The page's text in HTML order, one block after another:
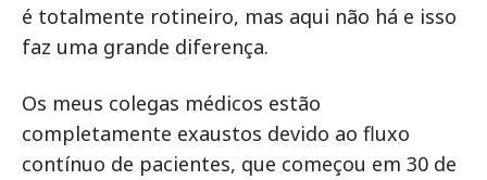
é totalmente rotineiro, mas aqui não há e isso
faz uma grande diferença.
Os meus colegas médicos estão
completamente exaustos devido ao fluxo
contínuo de pacientes, que começou em 30 de